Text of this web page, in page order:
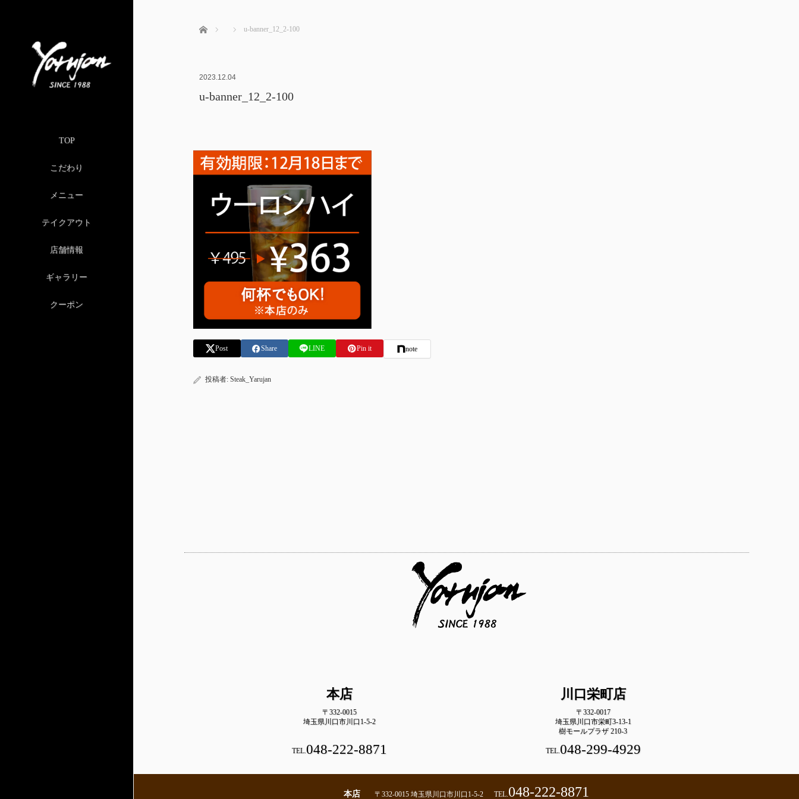
TOP
こだわり
メニュー
テイクアウト
店舗情報
ギャラリー
クーポン
ホーム u-banner_12_2-100
2023.12.04
u-banner_12_2-100
Post Share LINE Pin it note
投稿者: Steak_Yarujan
本店
〒332-0015
埼玉県川口市川口1-5-2
TEL.048-222-8871
川口栄町店
〒332-0017
埼玉県川口市栄町3-13-1
樹モールプラザ 210-3
TEL. 048-299-4929
本店 〒332-0015 埼玉県川口市川口1-5-2 TEL.048-222-8871